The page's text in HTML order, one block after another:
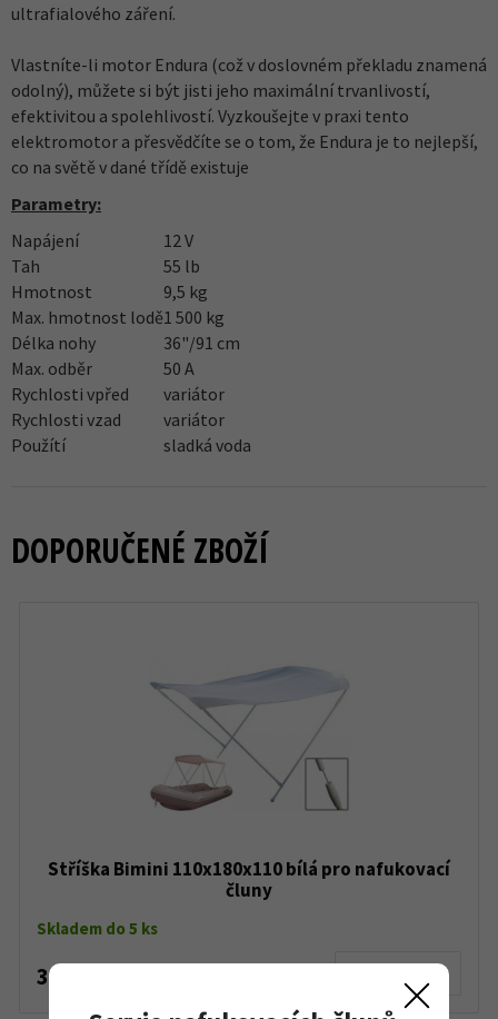
ultrafialového záření.
Vlastníte-li motor Endura (což v doslovném překladu znamená
odolný), můžete si být jisti jeho maximální trvanlivostí,
efektivitou a spolehlivostí. Vyzkoušejte v praxi tento
elektromotor a přesvědčíte se o tom, že Endura je to nejlepší,
co na světě v dané třídě existuje
Parametry:
Napájení
12 V
Tah
55 lb
Hmotnost
9,5 kg
Max. hmotnost lodě1 500 kg
Délka nohy
36"/91 cm
Max. odběr
50 A
Rychlosti vpřed
variátor
Rychlosti vzad
variátor
Použítí
sladká voda
DOPORUČENÉ ZBOŽÍ
Stříška Bimini 110x180x110 bílá pro nafukovací
čluny
Skladem do 5 ks
3 600 Kč